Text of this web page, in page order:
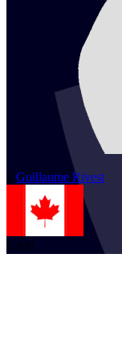
2 Guillaume Rivest
CAN